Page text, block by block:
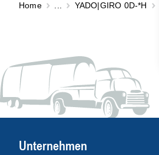
Home YADO|GIRO 0D-*H
Unternehmen